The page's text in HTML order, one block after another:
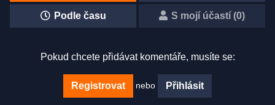
Podle času S mojí účastí (0)
Pokud chcete přidávat komentáře, musíte se:
Registrovat nebo Přihlásit